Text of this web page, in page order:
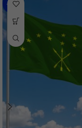
-48%